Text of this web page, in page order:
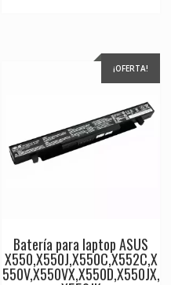
¡OFERTA!
Batería para laptop ASUS
X550,X550J,X550C,X552C,X
550V,X550VX,X550D,X550JX,